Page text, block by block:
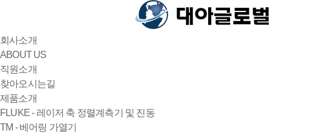
회사소개
ABOUT US
직원소개
찾아오시는길
제품소개
FLUKE - 레이저 축 정렬계측기 및 진동
TM - 베어링 가열기